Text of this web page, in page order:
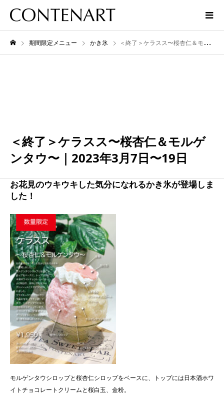
期間限定メニュー かき氷 ＜終了＞ケラスス〜桜杏仁＆モルゲンタウ〜｜2023年3月7日〜19日
＜終了＞ケラスス〜桜杏仁＆モルゲ
ンタウ〜｜2023年3月7日〜19日
お花見のウキウキした気分になれるかき氷が登場しま
した！
モルゲンタウシロップと桜杏仁シロップをベースに、トップには日本酒ホワ
イトチョコレートクリームと桜白玉、金粉。